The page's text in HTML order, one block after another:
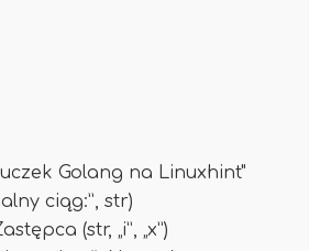
Golang na Linuxhint"
ciąg:”, str)
(str, „i”, „x”)